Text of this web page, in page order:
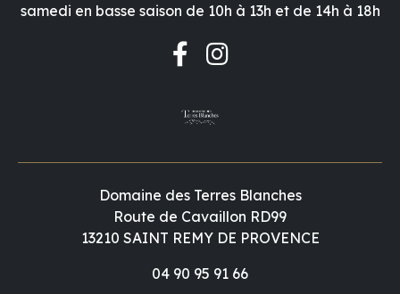
samedi en basse saison de 10h à 13h et de 14h à 18h
Domaine des Terres Blanches
Route de Cavaillon RD99
13210 SAINT REMY DE PROVENCE
04 90 95 91 66